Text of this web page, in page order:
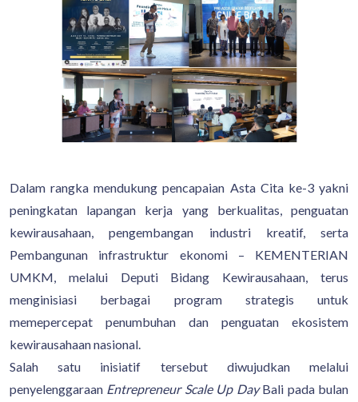
Dalam rangka mendukung pencapaian Asta Cita ke-3 yakni
peningkatan lapangan kerja yang berkualitas, penguatan
kewirausahaan, pengembangan industri kreatif, serta
Pembangunan infrastruktur ekonomi – KEMENTERIAN
UMKM, melalui Deputi Bidang Kewirausahaan, terus
menginisiasi berbagai program strategis untuk
memepercepat penumbuhan dan penguatan ekosistem
kewirausahaan nasional.
Salah satu inisiatif tersebut diwujudkan melalui
penyelenggaraan Entrepreneur Scale Up DayBali pada bulan